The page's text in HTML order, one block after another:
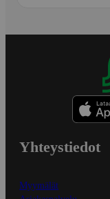
Yhteystiedot
Myymälät